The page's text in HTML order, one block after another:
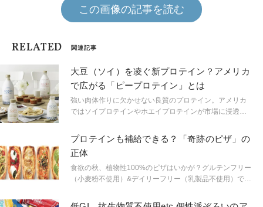
この画像の記事を読む
RELATED 関連記事
大豆（ソイ）を凌ぐ新プロテイン？アメリカ
で広がる「ピープロテイン」とは
強い肉体作りに欠かせない良質のプロテイン。アメリカ
ではソイプロテインやホエイプロテインが市場に浸透し
ションの１つとして脚光を浴びています。ピープロテイ
ンとは何か？ そして何が魅力的なのか。その実態に迫
ってみましょう。
プロテインも補給できる？「奇跡のピザ」の
正体
食欲の秋、植物性100%のピザはいかが？グルテンフリー
（小麦粉不使用）&デイリーフリー（乳製品不使用）で、
PIZZA」が、この秋発売されました。